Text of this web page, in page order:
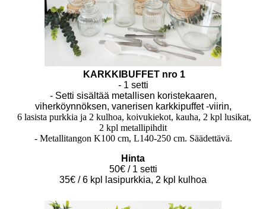
KARKKIBUFFET nro 1
- 1 setti
- Setti sisältää metallisen koristekaaren,
viherköynnöksen, vanerisen karkkipuffet -viirin,
6 lasista purkkia ja 2 kulhoa, koivukiekot, kauha, 2 kpl lusikat,
2 kpl metallipihdit
- Metallitangon K100 cm, L140-250 cm. Säädettävä.
Hinta
50€ / 1 setti
35€ / 6 kpl lasipurkkia, 2 kpl kulhoa